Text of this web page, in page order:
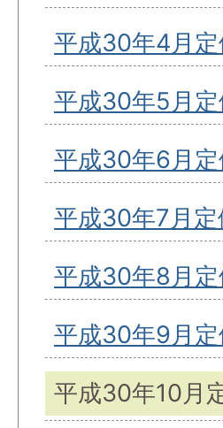
平成30年4月
平成30年5月
平成30年6月
平成30年7月
平成30年8月
平成30年9月
平成30年10月